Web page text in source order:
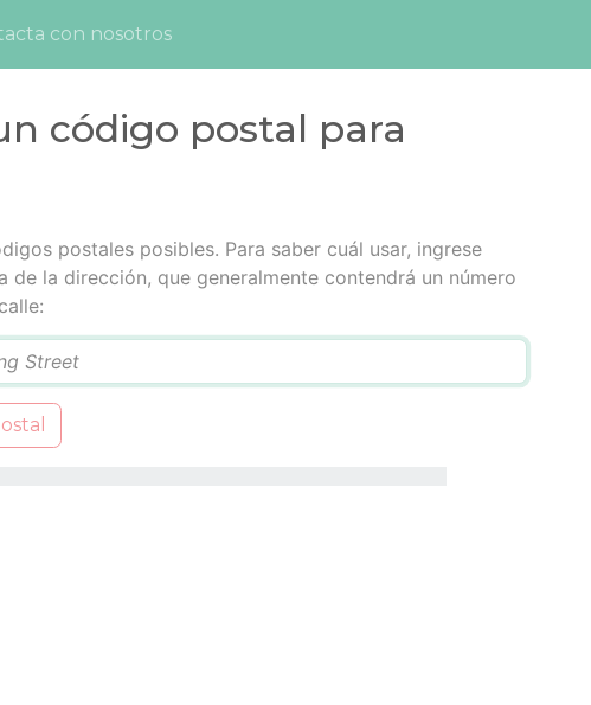
con nosotros
código postal para
postales posibles. Para saber cuál usar, ingrese
de la dirección, que generalmente contendrá un número